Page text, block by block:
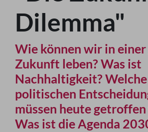
Dilemma"
Wie können wir in
Zukunft leben? Was ist
Nachhaltigkeit? Welche
politischen
müssen heute
Was ist die Agenda